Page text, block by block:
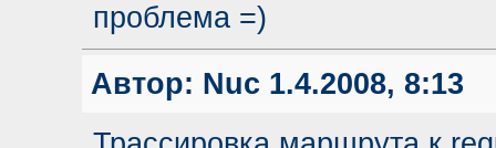
проблема =)
Автор: Nuc 1.4.2008, 8:13